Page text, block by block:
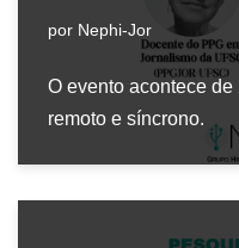
por Nephi-Jor
O evento acontece
remoto e síncrono.